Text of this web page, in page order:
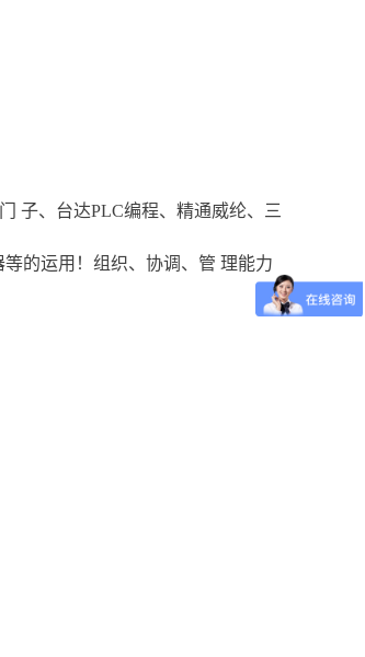
子、台达PLC编程、精通威纶、三
的运用！组织、协调、管 理能力